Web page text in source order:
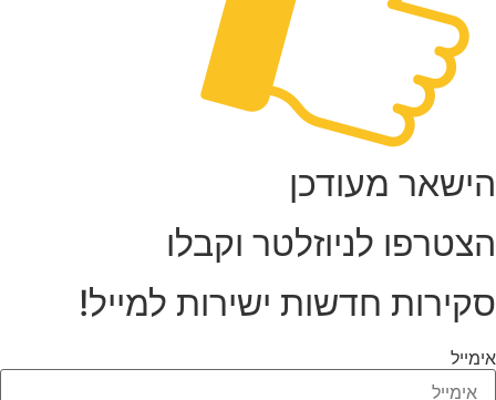
מעודכן
לניוזלטר וקבלו
חדשות ישירות למייל!